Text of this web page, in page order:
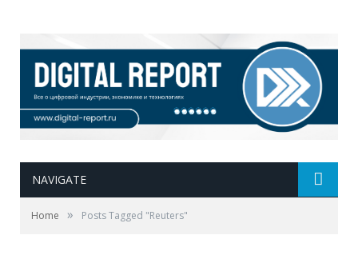
NAVIGATE
Home » Posts Tagged "Reuters"